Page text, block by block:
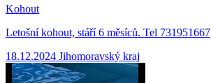
Kohout
Letošní kohout, stáří 6 měsíců. Tel 731951667
18.12.2024 Jihomoravský kraj